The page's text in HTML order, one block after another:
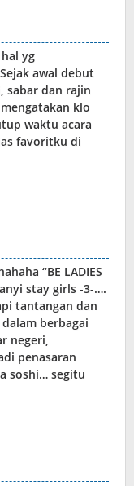
yg
awal debut
sabar dan rajin
klo
waktu acara
favoritku di
“BE LADIES
stay girls -3-….
tantangan dan
berbagai
negeri,
penasaran
soshi… segitu